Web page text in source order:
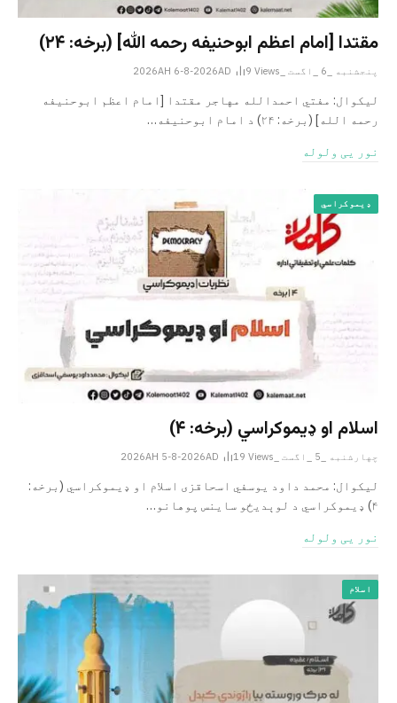
مقتدا [امام اعظم ابوحنیفه رحمه الله‎] (برخه: ۲۴)
پنجشنبه _6 _اگست _2026AH 6-8-2026AD 9 Views
لیکوال: مفتي احمدالله مهاجر مقتدا [امام اعظم ابوحنیفه
رحمه الله‎] (برخه: ۲۴) د امام ابوحنيفه…
نور یی ولوله
ډیموکراسي
اسلام او ډیموکراسي (برخه: ۴)
چهارشنبه _5 _اگست _2026AH 5-8-2026AD 19 Views
لیکوال: محمد داود یوسفي اسحاقزی اسلام او ډیموکراسي (برخه:
۴) ډیموکراسي د لوېدیځو ساینس پوهانو…
نور یی ولوله
اسلام